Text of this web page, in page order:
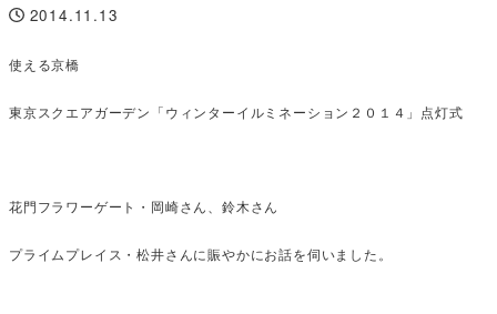
投稿日
2014.11.13
使える京橋
東京スクエアガーデン「ウィンターイルミネーション２０１４」点灯式
花門フラワーゲート・岡崎さん、鈴木さん
プライムプレイス・松井さんに賑やかにお話を伺いました。